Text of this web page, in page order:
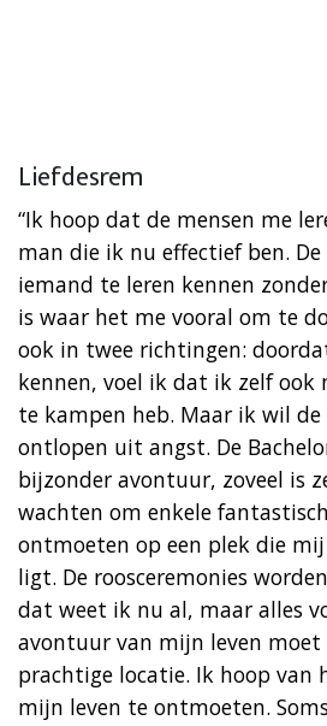
Liefdesrem
“Ik hoop dat de mensen me
man die ik nu effectief ben.
iemand te leren kennen
is waar het me vooral om te
ook in twee richtingen:
kennen, voel ik dat ik zelf ook
te kampen heb. Maar ik wil
ontlopen uit angst. De
bijzonder avontuur, zoveel is
wachten om enkele
ontmoeten op een plek die
ligt. De roosceremonies
dat weet ik nu al, maar alles
avontuur van mijn leven moet
prachtige locatie. Ik hoop van
mijn leven te ontmoeten.